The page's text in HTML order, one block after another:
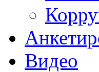
Видео